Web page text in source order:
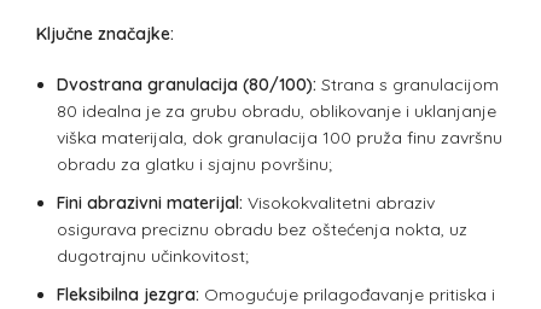
Ključne značajke:
Dvostrana granulacija (80/100): Strana s granulacijom
80 idealna je za grubu obradu, oblikovanje i uklanjanje
viška materijala, dok granulacija 100 pruža finu završnu
obradu za glatku i sjajnu površinu;
Fini abrazivni materijal: Visokokvalitetni abraziv
osigurava preciznu obradu bez oštećenja nokta, uz
dugotrajnu učinkovitost;
Fleksibilna jezgra: Omogućuje prilagođavanje pritiska i